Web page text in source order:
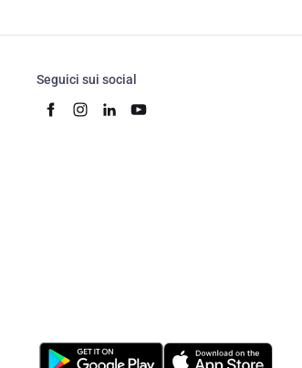
Seguici sui social